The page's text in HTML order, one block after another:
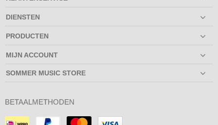
DIENSTEN
PRODUCTEN
MIJN ACCOUNT
SOMMER MUSIC STORE
BETAALMETHODEN